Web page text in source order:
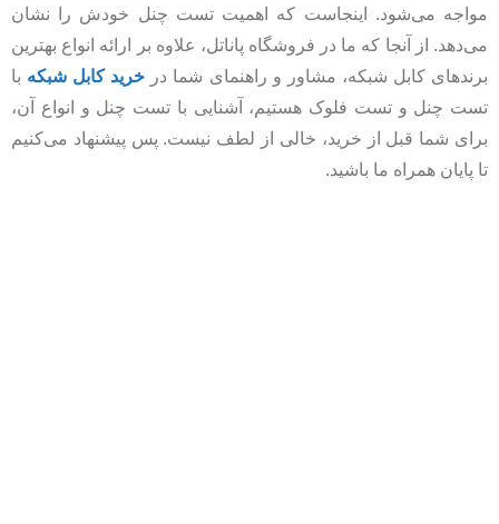
مواجه می‌شود. اینجاست که اهمیت تست چنل خودش را نشان
می‌دهد. از آنجا که ما در فروشگاه پاناتل، علاوه بر ارائه انواع بهترین
برندهای کابل شبکه، مشاور و راهنمای شما در خرید کابل شبکه با
تست چنل و تست فلوک هستیم، آشنایی با تست چنل و انواع آن،
برای شما قبل از خرید، خالی از لطف نیست. پس پیشنهاد می‌کنیم
تا پایان همراه ما باشید.